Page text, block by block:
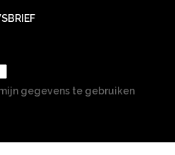
gegevens te gebruiken